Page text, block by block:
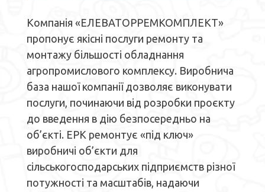
Компанія «ЕЛЕВАТОРРЕМКОМПЛЕКТ»
пропонує якісні послуги ремонту та
монтажу більшості обладнання
агропромислового комплексу. Виробнича
база нашої компанії дозволяє виконувати
послуги, починаючи від розробки проєкту
до введення в дію безпосередньо на
об’єкті. ЕРК ремонтує «під ключ»
виробничі об’єкти для
сільськогосподарських підприємств різної
потужності та масштабів, надаючи